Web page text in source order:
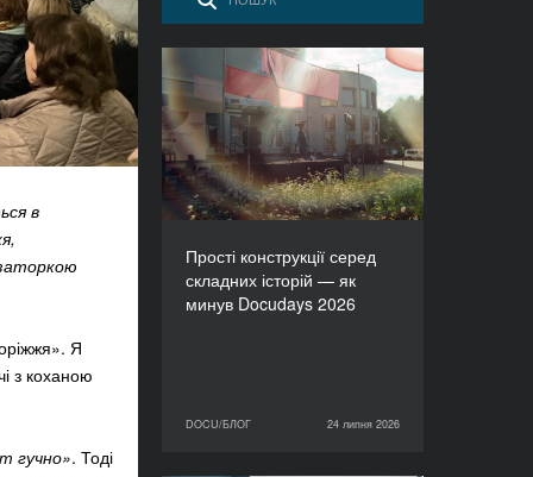
в
Я
з коханою
гучно». Тоді
Прості конструкції серед
складних історій — як
минув Docudays 2026
DOCU/БЛОГ 24 липня 2026
Прості конструкції серед
складних історій — як
минув Docudays 2026
DOCU/БЛОГ
24 липня 2026